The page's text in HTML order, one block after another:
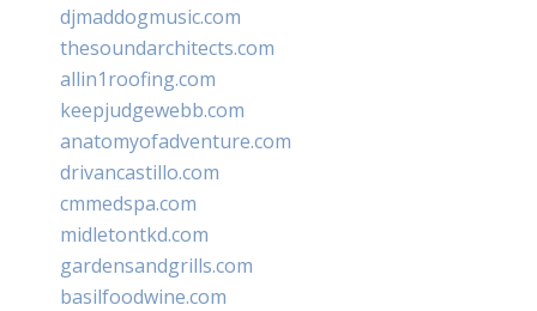
djmaddogmusic.com
thesoundarchitects.com
allin1roofing.com
keepjudgewebb.com
anatomyofadventure.com
drivancastillo.com
cmmedspa.com
midletontkd.com
gardensandgrills.com
basilfoodwine.com